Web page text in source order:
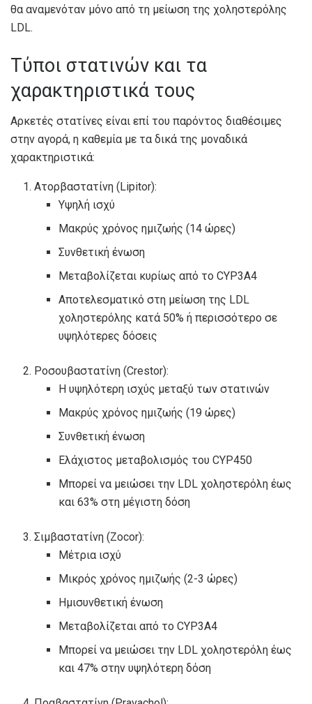
θα αναμενόταν μόνο από τη μείωση της χοληστερόλης
LDL.
Τύποι στατινών και τα
χαρακτηριστικά τους
Αρκετές στατίνες είναι επί του παρόντος διαθέσιμες
στην αγορά, η καθεμία με τα δικά της μοναδικά
χαρακτηριστικά:
Ατορβαστατίνη (Lipitor):
Υψηλή ισχύ
Μακρύς χρόνος ημιζωής (14 ώρες)
Συνθετική ένωση
Μεταβολίζεται κυρίως από το CYP3A4
Αποτελεσματικό στη μείωση της LDL
χοληστερόλης κατά 50% ή περισσότερο σε
υψηλότερες δόσεις
Ροσουβαστατίνη (Crestor):
Η υψηλότερη ισχύς μεταξύ των στατινών
Μακρύς χρόνος ημιζωής (19 ώρες)
Συνθετική ένωση
Ελάχιστος μεταβολισμός του CYP450
Μπορεί να μειώσει την LDL χοληστερόλη έως
και 63% στη μέγιστη δόση
Σιμβαστατίνη (Zocor):
Μέτρια ισχύ
Μικρός χρόνος ημιζωής (2-3 ώρες)
Ημισυνθετική ένωση
Μεταβολίζεται από το CYP3A4
Μπορεί να μειώσει την LDL χοληστερόλη έως
και 47% στην υψηλότερη δόση